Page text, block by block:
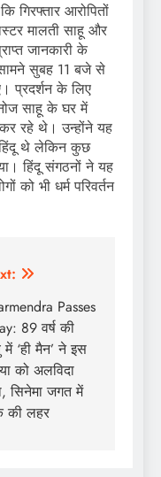
गिरफ्तार आरोपितों
मालती साहू और
जानकारी के
सुबह 11 बजे से
प्रदर्शन के लिए
साहू के घर में
कर रहे थे। उन्होंने यह
हिंदू थे लेकिन कुछ
हिंदू संगठनों ने यह
को भी धर्म परिवर्तन
Passes
89 वर्ष की
‘ही मैन’ ने इस
को अलविदा
सिनेमा जगत में
की लहर